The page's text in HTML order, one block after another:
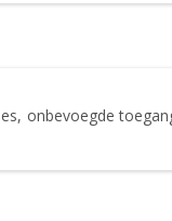
onbevoegde